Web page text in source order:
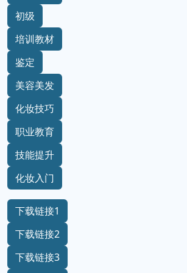
初级
培训教材
鉴定
美容美发
化妆技巧
职业教育
技能提升
化妆入门
下载链接1
下载链接2
下载链接3